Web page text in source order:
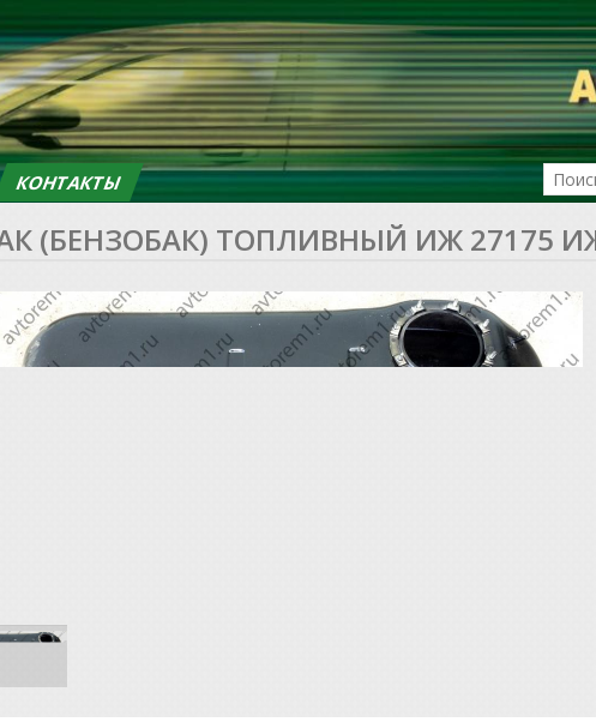
КОНТАКТЫ
(БЕНЗОБАК) ТОПЛИВНЫЙ ИЖ 27175